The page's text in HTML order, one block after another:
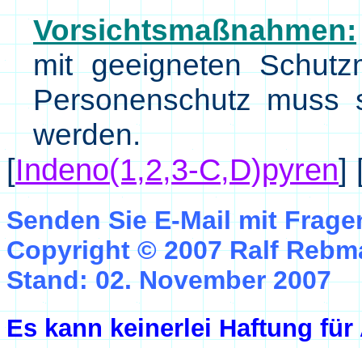
Vorsichtsmaßnahmen:
mit geeigneten
Personenschutz muss
werden.
[Indeno(1,2,3-C,D)pyren]
Senden Sie E-Mail mit
Copyright © 2007 Ralf
Stand: 02. November 2007
Es kann keinerlei Haftung